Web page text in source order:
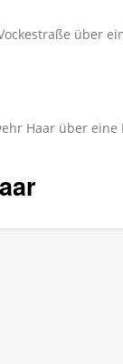
über
Haar über